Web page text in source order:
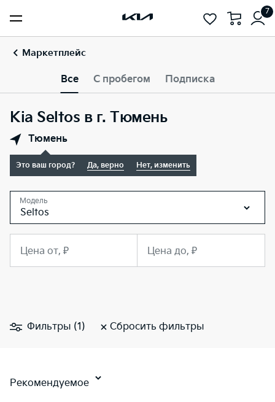
7
Маркетплейс
Все С пробегом Подписка
Kia Seltos в г. Тюмень
Тюмень
Это ваш город? Да, верно Нет, изменить
Модель
Seltos
Цена от, ₽ Цена до, ₽
Фильтры (1) Сбросить фильтры
Рекомендуемое